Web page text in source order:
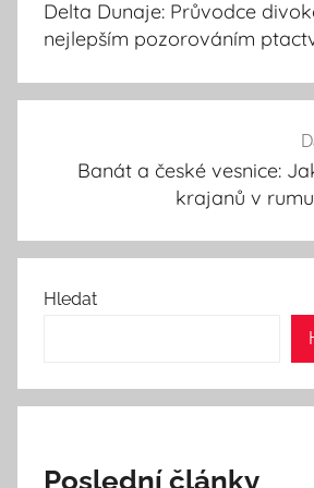
příspěvek
Delta Dunaje: Průvodce
nejlepším pozorováním
Banát a české vesnice:
krajanů v
Hledat
Poslední články